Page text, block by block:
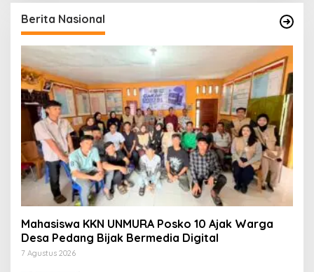
Berita Nasional
Mahasiswa KKN UNMURA Posko 10 Ajak Warga
Desa Pedang Bijak Bermedia Digital
7 Agustus 2026